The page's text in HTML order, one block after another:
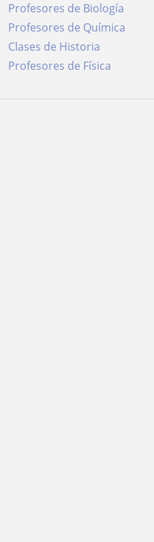
Profesores de Biología
Profesores de Química
Clases de Historia
Profesores de Física